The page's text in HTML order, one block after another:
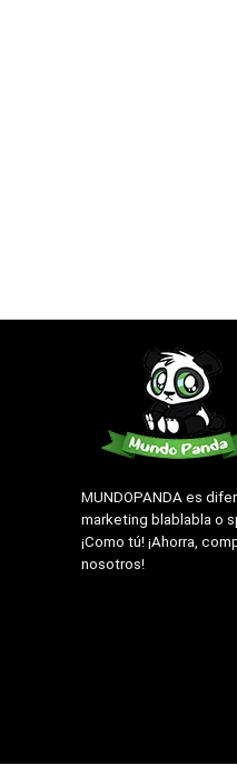
MUNDOPANDA es
marketing blablabla o
¡Como tú! ¡Ahorra,
nosotros!